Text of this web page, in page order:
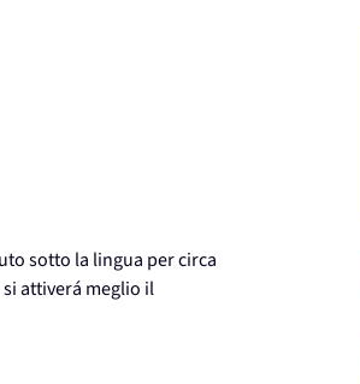
sotto la lingua per circa
attiverá meglio il